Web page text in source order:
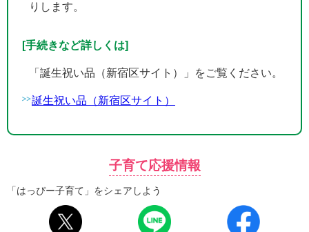
りします。
[手続きなど詳しくは]
「誕生祝い品（新宿区サイト）」をご覧ください。
誕生祝い品（新宿区サイト）
子育て応援情報
「はっぴー子育て」をシェアしよう